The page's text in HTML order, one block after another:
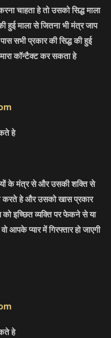
चाहता हे तो उसको सिद्ध माला
हुई माला से जितना भी मंत्र जाप
पास सभी प्रकार की सिद्ध की हुई
कॉन्टैक्ट कर सकता हे
हे
के मंत्र से और उसकी शक्ति से
करते हे और उसको खास प्रकार
इच्छित व्यक्ति पर फेकने से या
आपके प्यार में गिरफ्तार हो जाएगी
हे